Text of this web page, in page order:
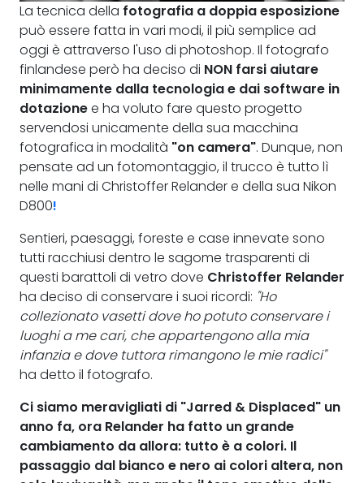
La tecnica della fotografia a doppia esposizione
può essere fatta in vari modi, il più semplice ad
oggi è attraverso l'uso di photoshop. Il fotografo
finlandese però ha deciso di NON farsi aiutare
minimamente dalla tecnologia e dai software in
dotazionee ha voluto fare questo progetto
servendosi unicamente della sua macchina
fotografica in modalità "on camera". Dunque, non
pensate ad un fotomontaggio, il trucco è tutto lì
nelle mani di Christoffer Relander e della sua Nikon
D800!
Sentieri, paesaggi, foreste e case innevate sono
tutti racchiusi dentro le sagome trasparenti di
questi barattoli di vetro dove Christoffer Relander
ha deciso di conservare i suoi ricordi: "Ho
collezionato vasetti dove ho potuto conservare i
luoghi a me cari, che appartengono alla mia
infanzia e dove tuttora rimangono le mie radici"
ha detto il fotografo.
Ci siamo meravigliati di "Jarred & Displaced" un
anno fa, ora Relander ha fatto un grande
cambiamento da allora: tutto è a colori. Il
passaggio dal bianco e nero ai colori altera, non